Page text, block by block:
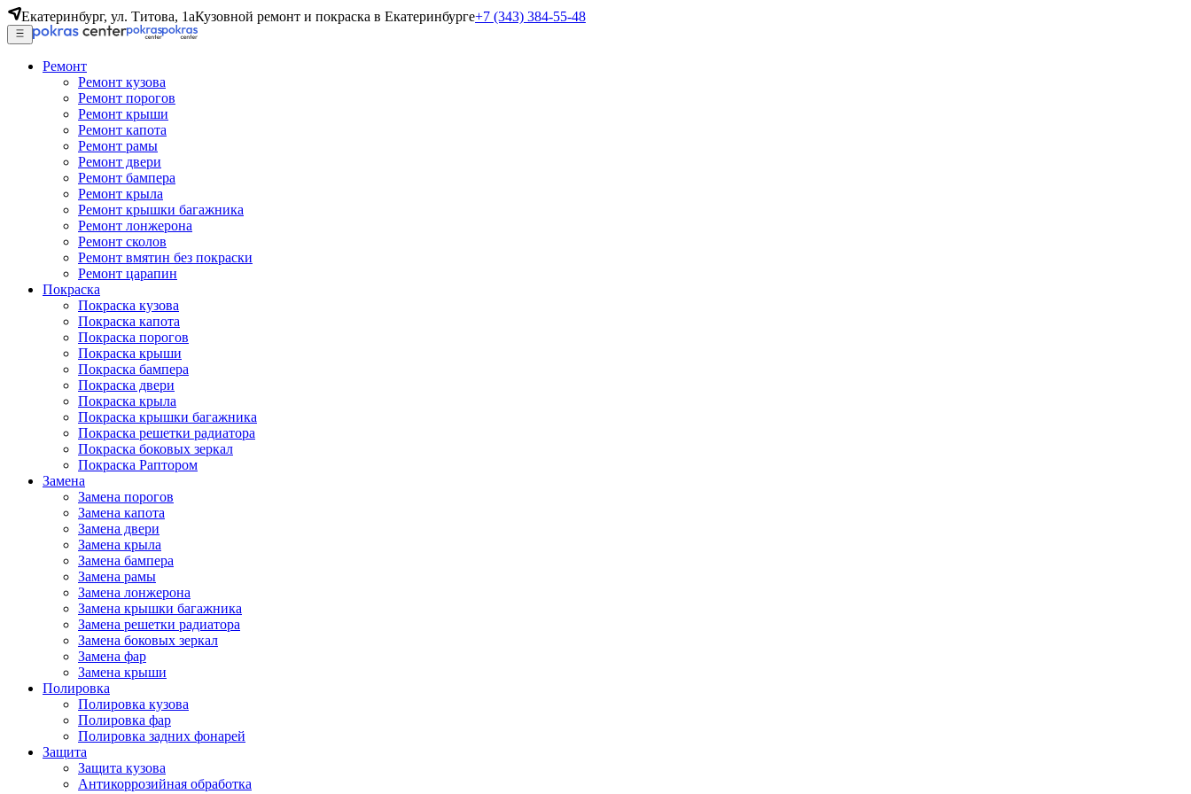
Екатеринбург, ул. Титова, 1аКузовной ремонт и покраска в Екатеринбурге+7 (343) 384-55-48
Ремонт
Ремонт кузова
Ремонт порогов
Ремонт крыши
Ремонт капота
Ремонт рамы
Ремонт двери
Ремонт бампера
Ремонт крыла
Ремонт крышки багажника
Ремонт лонжерона
Ремонт сколов
Ремонт вмятин без покраски
Ремонт царапин
Покраска
Покраска кузова
Покраска капота
Покраска порогов
Покраска крыши
Покраска бампера
Покраска двери
Покраска крыла
Покраска крышки багажника
Покраска решетки радиатора
Покраска боковых зеркал
Покраска Раптором
Замена
Замена порогов
Замена капота
Замена двери
Замена крыла
Замена бампера
Замена рамы
Замена лонжерона
Замена крышки багажника
Замена решетки радиатора
Замена боковых зеркал
Замена фар
Замена крыши
Полировка
Полировка кузова
Полировка фар
Полировка задних фонарей
Защита
Защита кузова
Антикоррозийная обработка